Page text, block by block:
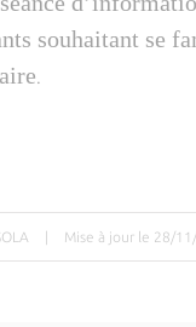
souhaitant se
.
| Mise à jour le 28/